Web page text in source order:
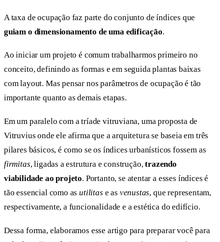
A taxa de ocupação faz parte do conjunto de índices que
guiam o dimensionamento de uma edificação.
Ao iniciar um projeto é comum trabalharmos primeiro no
conceito, definindo as formas e em seguida plantas baixas
com layout. Mas pensar nos parâmetros de ocupação é tão
importante quanto as demais etapas.
Em um paralelo com a tríade vitruviana, uma proposta de
Vitruvius onde ele afirma que a arquitetura se baseia em três
pilares básicos, é como se os índices urbanísticos fossem as
firmitas, ligadas a estrutura e construção,trazendo
viabilidade ao projeto. Portanto, se atentar a esses índices é
tão essencial como asutilitas e as venustas, que representam,
respectivamente, a funcionalidade e a estética do edifício.
Dessa forma, elaboramos esse artigo para preparar você para